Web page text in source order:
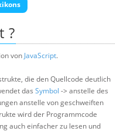
?
von JavaScript.
die den Quellcode deutlich
das Symbol -> anstelle des
anstelle von geschweiften
wird der Programmcode
auch einfacher zu lesen und